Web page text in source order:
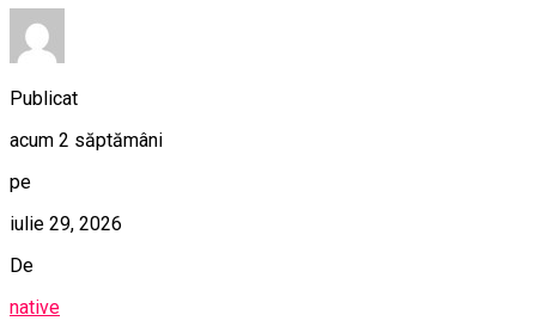
Publicat
acum 2 săptămâni
pe
iulie 29, 2026
De
native